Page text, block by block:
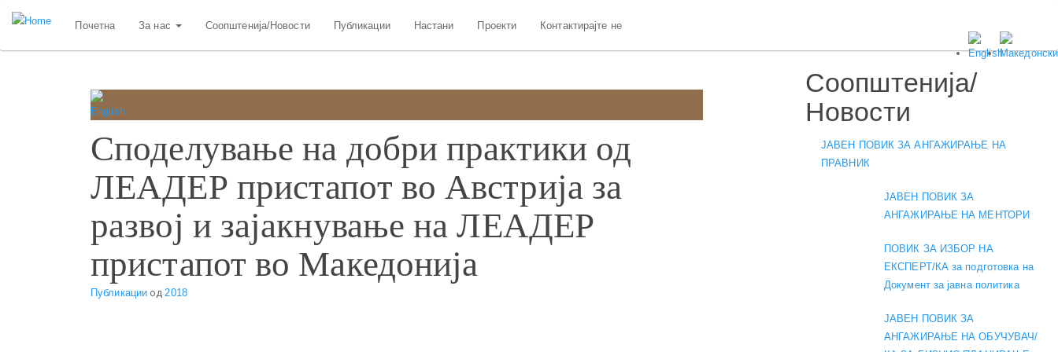
Skip
Почетна За нас Соопштенија/Новости Публикации Настани Проекти Контактирајте не
Споделување на добри практики од
ЛЕАДЕР пристапот во Австрија за
развој и зајакнување на ЛЕАДЕР
пристапот во Македонија
Публикации од 2018
Соопштенија/
Новости
ЈАВЕН ПОВИК ЗА АНГАЖИРАЊЕ НА
ПРАВНИК
ЈАВЕН ПОВИК ЗА
АНГАЖИРАЊЕ НА МЕНТОРИ
ПОВИК ЗА ИЗБОР НА
ЕКСПЕРТ/КА за подготовка на
Документ за јавна политика
ЈАВЕН ПОВИК ЗА
АНГАЖИРАЊЕ НА ОБУЧУВАЧ/